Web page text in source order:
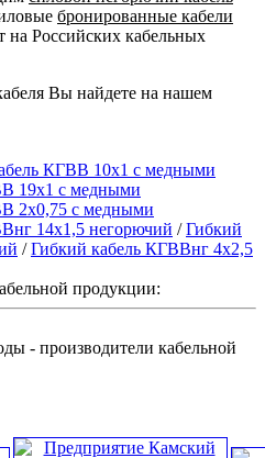
бронированные кабели
на Российских кабельных
Вы найдете на нашем
КГВВ 10х1 с медными
19х1 с медными
2х0,75 с медными
14х1,5 негорючий /Гибкий
/Гибкий кабель КГВВнг 4х2,5
продукции:
- производители кабельной